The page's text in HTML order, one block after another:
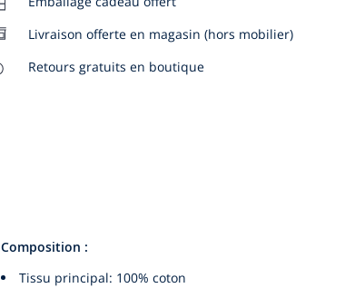
18M
Livraison offerte en magasin (hors mobilier)
Retours gratuits en boutique
Composition :
Tissu principal: 100% coton